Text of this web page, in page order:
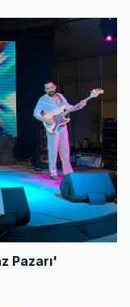
Pazarı'